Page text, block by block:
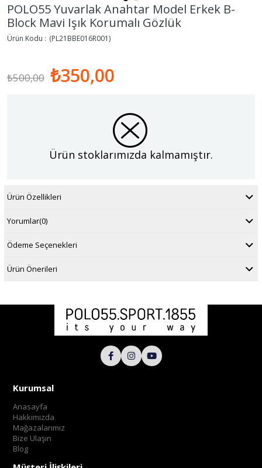
POLO55 Yuvarlak Anahtar Model Erkek B-
Block Mavi Işık Korumalı Gözlük
(PL21BBE016R001)
₺500,00 ₺350,00
Ürün stoklarımızda kalmamıştır.
Ürün Özellikleri
Yorumlar(0)
Ödeme Seçenekleri
Ürün Önerileri
Kurumsal
Anasayfa
Hakkımızda
Mağazalarımız
Bize Ulaşın
Blog